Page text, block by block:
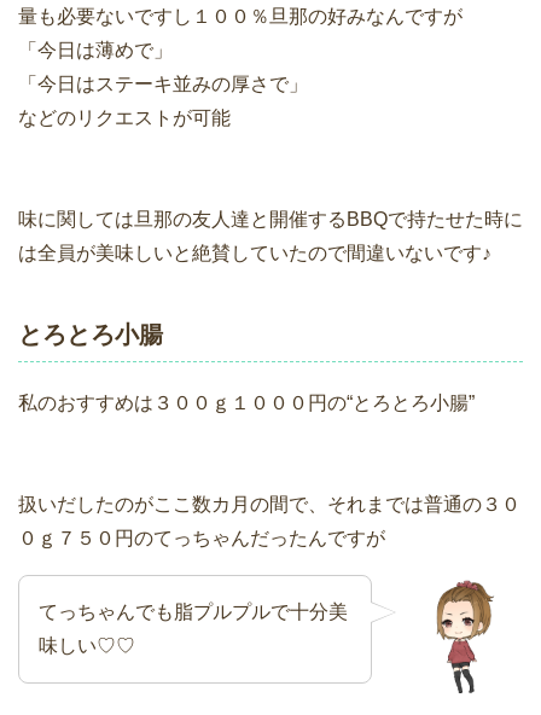
量も必要ないですし１００％旦那の好みなんですが
「今日は薄めで」
「今日はステーキ並みの厚さで」
などのリクエストが可能
味に関しては旦那の友人達と開催するBBQで持たせた時に
は全員が美味しいと絶賛していたので間違いないです♪
とろとろ小腸
私のおすすめは３００ｇ１０００円の“とろとろ小腸”
扱いだしたのがここ数カ月の間で、それまでは普通の３０
０ｇ７５０円のてっちゃんだったんですが
てっちゃんでも脂プルプルで十分美
味しい♡♡